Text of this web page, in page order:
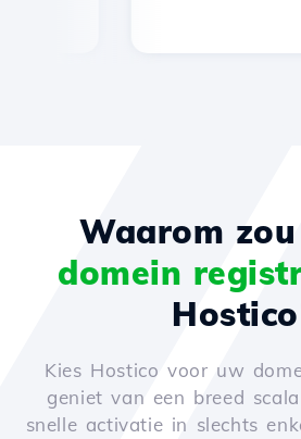
Waarom
domein
Kies Hostico voor uw
geniet van een breed
snelle activatie in slechts